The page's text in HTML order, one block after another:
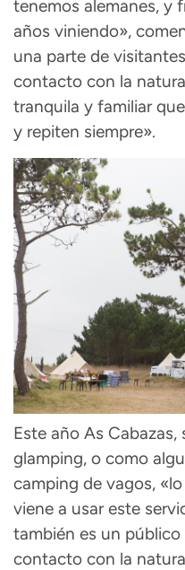
tenemos alemanes, y
años viniendo»,
una parte de
contacto con la
tranquila y familiar
y repiten siempre».
Este año As
glamping, o como
camping de vagos,
viene a usar este
también es un
contacto con la